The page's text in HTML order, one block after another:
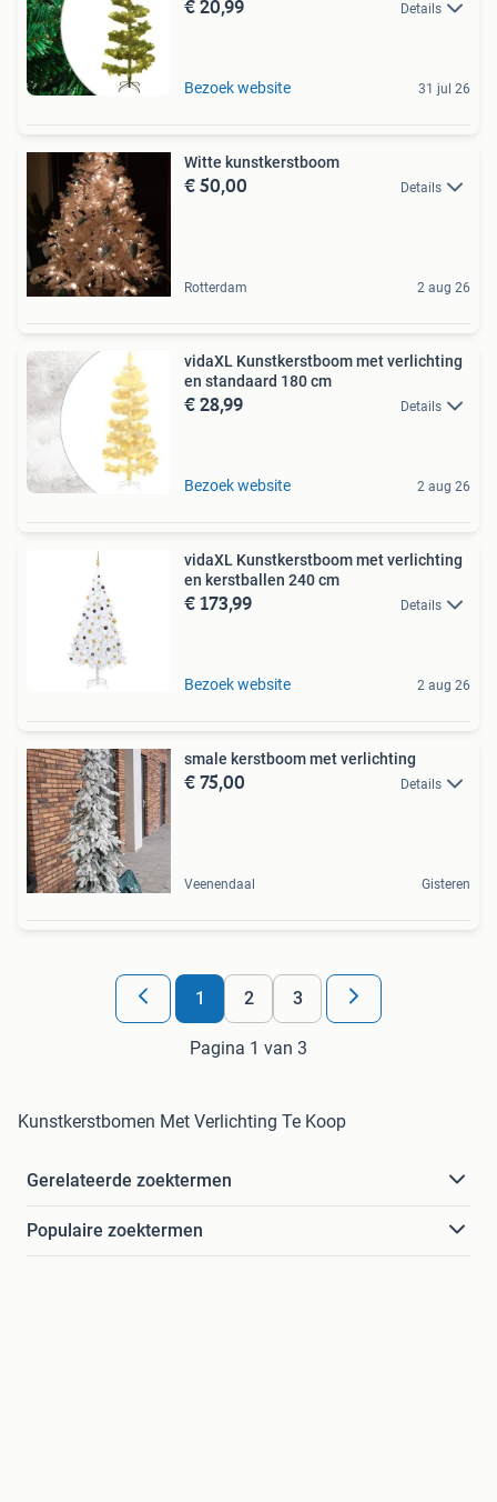
Details
Bezoek website 31 jul 26
Witte kunstkerstboom
€ 50,00 Details
Rotterdam 2 aug 26
vidaXL Kunstkerstboom met verlichting
en standaard 180 cm
€ 28,99 Details
Bezoek website 2 aug 26
vidaXL Kunstkerstboom met verlichting
en kerstballen 240 cm
€ 173,99 Details
Bezoek website 2 aug 26
smale kerstboom met verlichting
€ 75,00 Details
Veenendaal Gisteren
1 2 3
Pagina 1 van 3
Kunstkerstbomen Met Verlichting Te Koop
Gerelateerde zoektermen
Populaire zoektermen